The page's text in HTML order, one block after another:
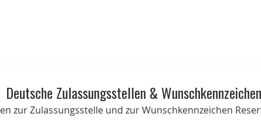
Deutsche Zulassungsstellen & Wunschkennzeichen
zur Zulassungsstelle und zur Wunschkennzeichen